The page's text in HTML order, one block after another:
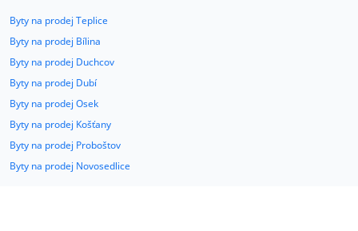
Byty na prodej Teplice
Byty na prodej Bílina
Byty na prodej Duchcov
Byty na prodej Dubí
Byty na prodej Osek
Byty na prodej Košťany
Byty na prodej Proboštov
Byty na prodej Novosedlice